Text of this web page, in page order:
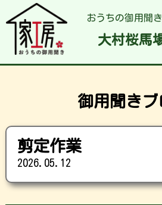
おうちの御用聞
大村桜馬
御用聞きブ
剪定作業
2026.05.12